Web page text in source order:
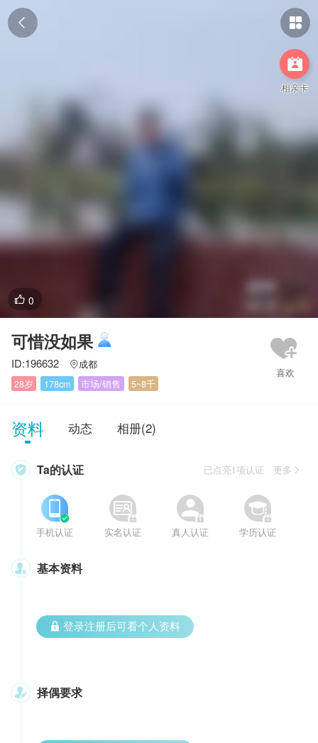
 

相亲卡
 0
可惜没如果
ID:196632 成都
28岁
178cm 市场/销售 5~8千
资料 动态 相册(2)
 Ta的认证 已点亮1项认证 更多

手机认证


实名认证


真人认证


学历认证
 基本资料
 登录注册后可看个人资料
 择偶要求